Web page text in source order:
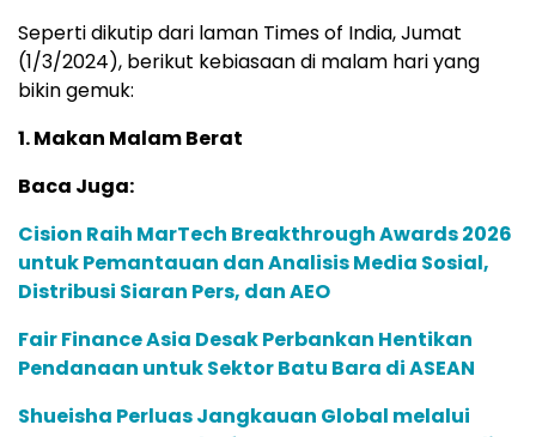
Seperti dikutip dari laman Times of India, Jumat
(1/3/2024), berikut kebiasaan di malam hari yang
bikin gemuk:
1. Makan Malam Berat
Baca Juga:
Cision Raih MarTech Breakthrough Awards 2026
untuk Pemantauan dan Analisis Media Sosial,
Distribusi Siaran Pers, dan AEO
Fair Finance Asia Desak Perbankan Hentikan
Pendanaan untuk Sektor Batu Bara di ASEAN
Shueisha Perluas Jangkauan Global melalui